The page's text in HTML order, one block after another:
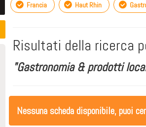
Francia Haut Rhin
Risultati della ricerca
"Gastronomia & prodotti
Nessuna scheda disponibile, puoi